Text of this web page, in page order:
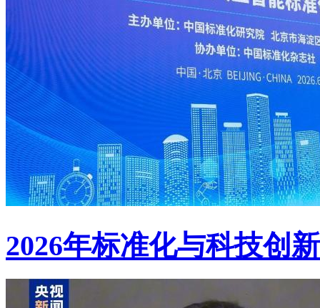
2026年标准化与科技创